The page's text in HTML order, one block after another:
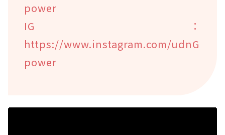
power
IG：
https://www.instagram.com/udnG
power